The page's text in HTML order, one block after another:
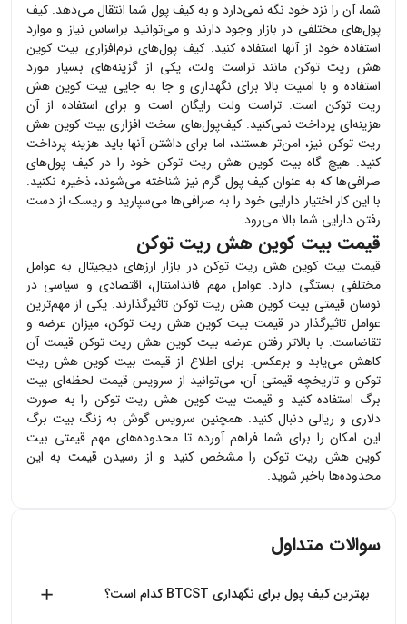
شما، آن را نزد خود نگه نمی‌دارد و به کیف پول شما انتقال می‌دهد. کیف
پول‌های مختلفی در بازار وجود دارند و می‌توانید براساس نیاز و موارد
استفاده خود از آنها استفاده کنید. کیف پول‌های نرم‌افزاری بیت کوین
هش ریت توکن مانند تراست ولت، یکی از گزینه‌های بسیار مورد
استفاده و با امنیت بالا برای نگهداری و جا به جایی بیت کوین هش
ریت توکن است. تراست ولت رایگان است و برای استفاده از آن
هزینه‌ای پرداخت نمی‌کنید. کیف‌پول‌های سخت افزاری بیت کوین هش
ریت توکن نیز، امن‌تر هستند، اما برای داشتن آنها باید هزینه پرداخت
کنید. هیچ گاه بیت کوین هش ریت توکنخود را در کیف پول‌های
صرافی‌ها که به عنوان کیف پول گرم نیز شناخته می‌شوند، ذخیره نکنید.
با این کار اختیار دارایی خود را به صرافی‌ها می‌سپارید و ریسک از دست
رفتن دارایی شما بالا می‌رود.
قیمت بیت کوین هش ریت توکن
قیمت بیت کوین هش ریت توکندر بازار ارزهای دیجیتال به عوامل
مختلفی بستگی دارد. عوامل مهم فاندامنتال، اقتصادی و سیاسی در
نوسان قیمتی بیت کوین هش ریت توکن تاثیرگذارند. یکی از مهم‌ترین
عوامل تاثیرگذار در قیمت بیت کوین هش ریت توکن، میزان عرضه و
تقاضاست. با بالاتر رفتن عرضه بیت کوین هش ریت توکن قیمت آن
کاهش می‌یابد و برعکس. برای اطلاع از قیمت بیت کوین هش ریت
توکن و تاریخچه قیمتی آن، می‌توانید از سرویس قیمت لحظه‌ای بیت
برگ استفاده کنید و قیمت بیت کوین هش ریت توکن را به صورت
دلاری و ریالی دنبال کنید. همچنین سرویس گوش به زنگ بیت برگ
این امکان را برای شما فراهم آورده تا محدوده‌های مهم قیمتی بیت
کوین هش ریت توکن را مشخص کنید و از رسیدن قیمت به این
محدوده‌ها باخبر شوید.
سوالات متداول
بهترین کیف پول برای نگهداری BTCST کدام است؟